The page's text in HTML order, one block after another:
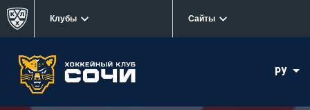
Клубы Сайты
РУ